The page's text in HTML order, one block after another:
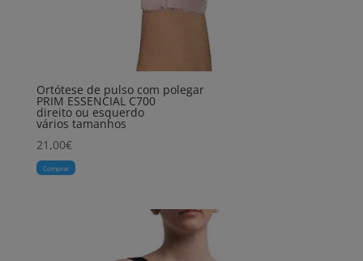
Ortótese de pulso com polegar
PRIM ESSENCIAL C700
direito ou esquerdo
vários tamanhos
21,00€
Comprar